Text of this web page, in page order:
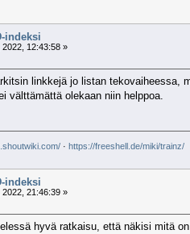
indeksi
2022, 12:43:58 »
linkkejä jo listan
välttämättä olekaan niin helppoa.
· https://freeshell.de/miki/trainz/
indeksi
2022, 21:46:39 »
hyvä ratkaisu, että näkisi mitä